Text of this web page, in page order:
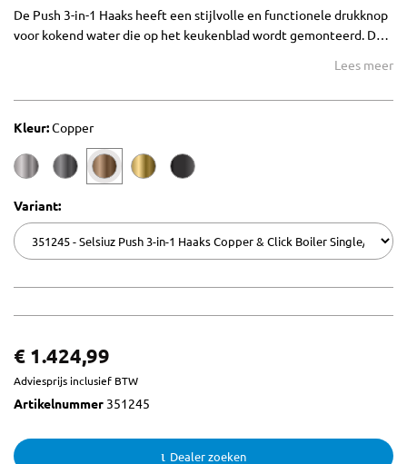
De Push 3-in-1 Haaks heeft een stijlvolle en functionele drukknop
voor kokend water die op het keukenblad wordt gemonteerd. De
Lees meer
Kleur:Copper
Variant:
€ 1.424,99
Adviesprijs inclusief BTW
Artikelnummer 351245
Dealer zoeken